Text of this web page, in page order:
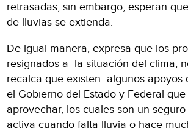
retrasadas, sin embargo, esperan
de lluvias se extienda.
De igual manera, expresa que los
resignados a la situación del clima,
recalca que existen algunos apoyos
el Gobierno del Estado y Federal
aprovechar, los cuales son un
activa cuando falta lluvia o hace